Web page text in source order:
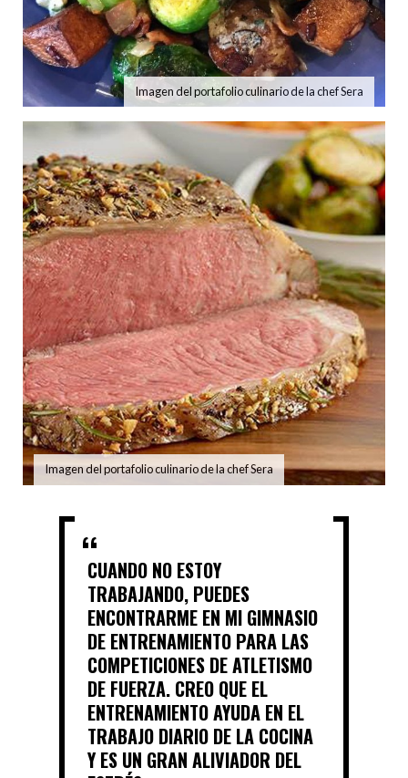
Imagen del portafolio culinario de la chef Sera
Imagen del portafolio culinario de la chef Sera
CUANDO NO ESTOY
TRABAJANDO, PUEDES
ENCONTRARME EN MI GIMNASIO
DE ENTRENAMIENTO PARA LAS
COMPETICIONES DE ATLETISMO
DE FUERZA. CREO QUE EL
ENTRENAMIENTO AYUDA EN EL
TRABAJO DIARIO DE LA COCINA
Y ES UN GRAN ALIVIADOR DEL